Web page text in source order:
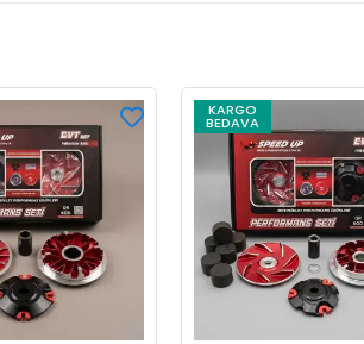
KARGO
BEDAVA